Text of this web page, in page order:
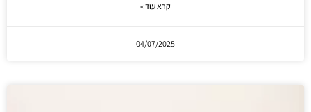
קרא עוד »
04/07/2025